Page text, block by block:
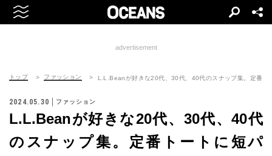
advertisement
トップ ファッション L.L.Beanが好きな20代、30代、40代のスナップ集。定番
2024.05.30 ファッション
L.L.Beanが好きな20代、30代、40代
のスナップ集。定番トートに短パ